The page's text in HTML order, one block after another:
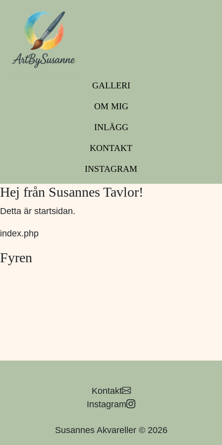
GALLERI
OM MIG
INLÄGG
KONTAKT
INSTAGRAM
Hej från Susannes Tavlor!
Detta är startsidan.
index.php
Fyren
Kontakt
Instagram
Susannes Akvareller © 2026